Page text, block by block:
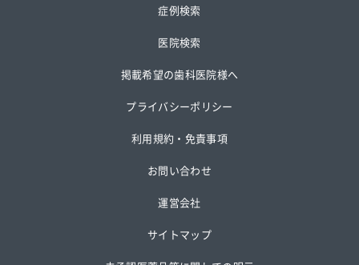
症例検索
医院検索
掲載希望の歯科医院様へ
プライバシーポリシー
利用規約・免責事項
お問い合わせ
運営会社
サイトマップ